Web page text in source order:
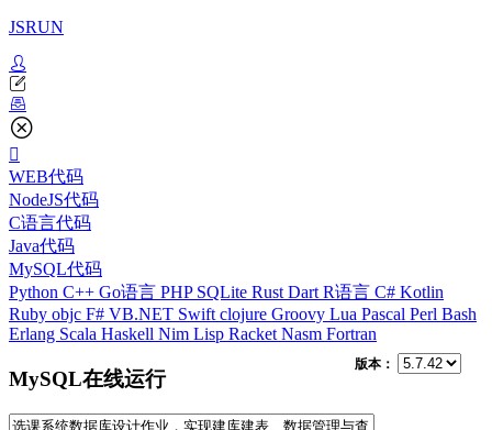
JSRUN
WEB代码
NodeJS代码
C语言代码
Java代码
MySQL代码
Python C++ Go语言 PHP SQLite Rust Dart R语言 C# Kotlin
Ruby objc F# VB.NET Swift clojure Groovy Lua Pascal Perl Bash
Erlang Scala Haskell Nim Lisp Racket Nasm Fortran
MySQL在线运行
版本：